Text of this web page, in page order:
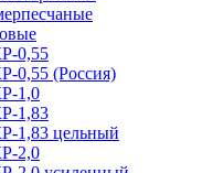
0,55
0,55 (Россия)
1,0
1,83
1,83 цельный
2,0